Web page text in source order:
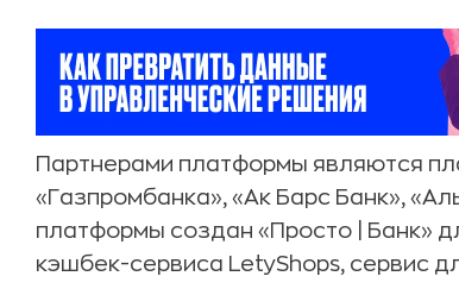
Партнерами платформы являются
«Газпромбанка», «Ак Барс Банк»,
платформы создан «Просто | Банк»
кэшбек-сервиса LetyShops, сервис